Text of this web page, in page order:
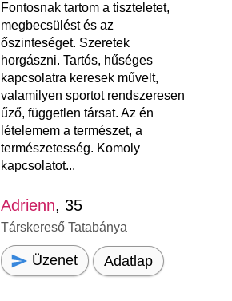
Fontosnak tartom a tiszteletet,
megbecsülést és az
őszinteséget. Szeretek
horgászni. Tartós, hűséges
kapcsolatra keresek művelt,
valamilyen sportot rendszeresen
űző, független társat. Az én
lételemem a természet, a
természetesség. Komoly
kapcsolatot...
Adrienn, 35
Társkereső Tatabánya
Üzenet Adatlap